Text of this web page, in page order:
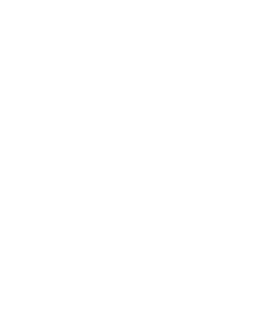
Savo pristatymo metu
veiksnius, turinčius įtakos
priemonėmis, taip pat per
Džiugu, kad pasibaigus